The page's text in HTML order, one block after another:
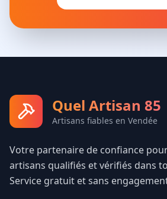
Quel Artisan 85
Artisans fiables en Vendée
Votre partenaire de confiance
artisans qualifiés et vérifiés dans
Service gratuit et sans